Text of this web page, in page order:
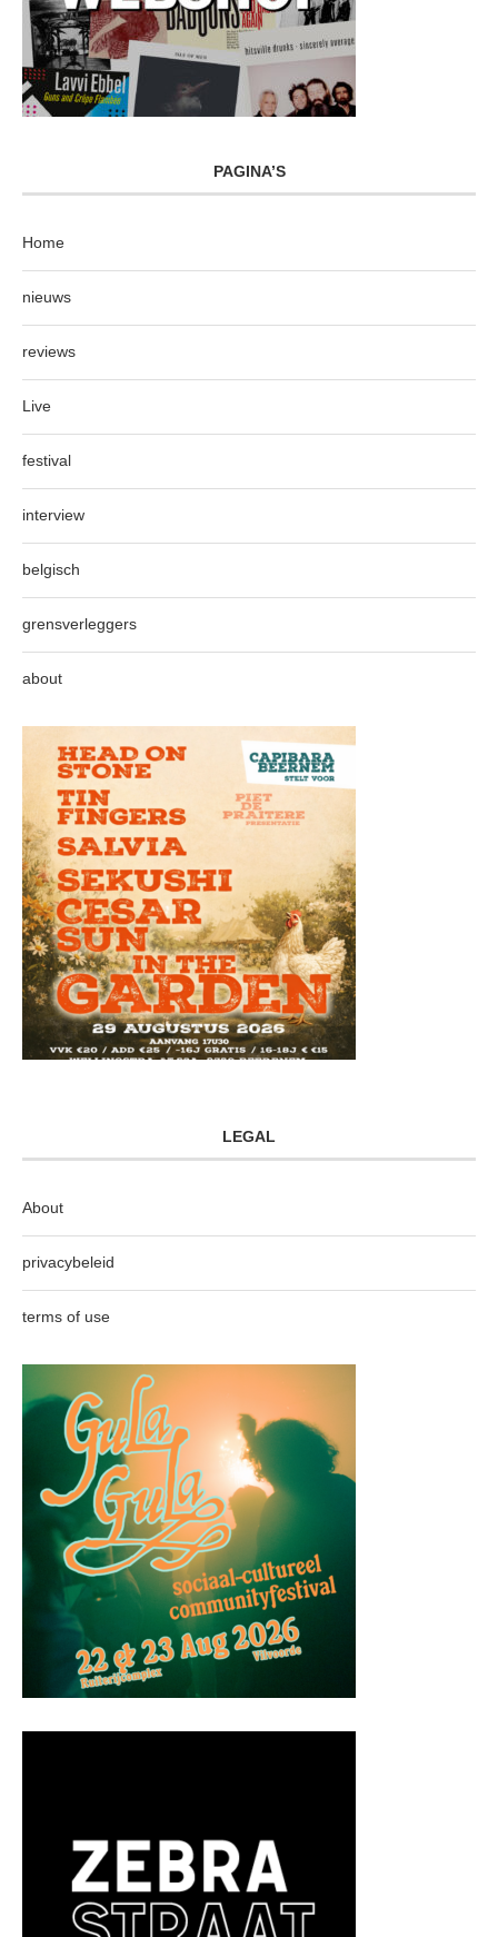
PAGINA’S
Home
nieuws
reviews
Live
festival
interview
belgisch
grensverleggers
about
LEGAL
About
privacybeleid
terms of use